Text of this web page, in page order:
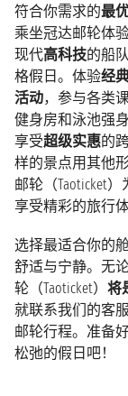
符合你需求的最
乘坐冠达邮轮体
现代高科技的船
格假日。体验经
活动，参与各类
健身房和泳池强
享受超级实惠的
样的景点用其他
邮轮（Taoticket
享受精彩的旅行体
选择最适合你的
舒适与宁静。无
轮（Taoticket） 将
就联系我们的客
邮轮行程。准备
松弛的假日吧！